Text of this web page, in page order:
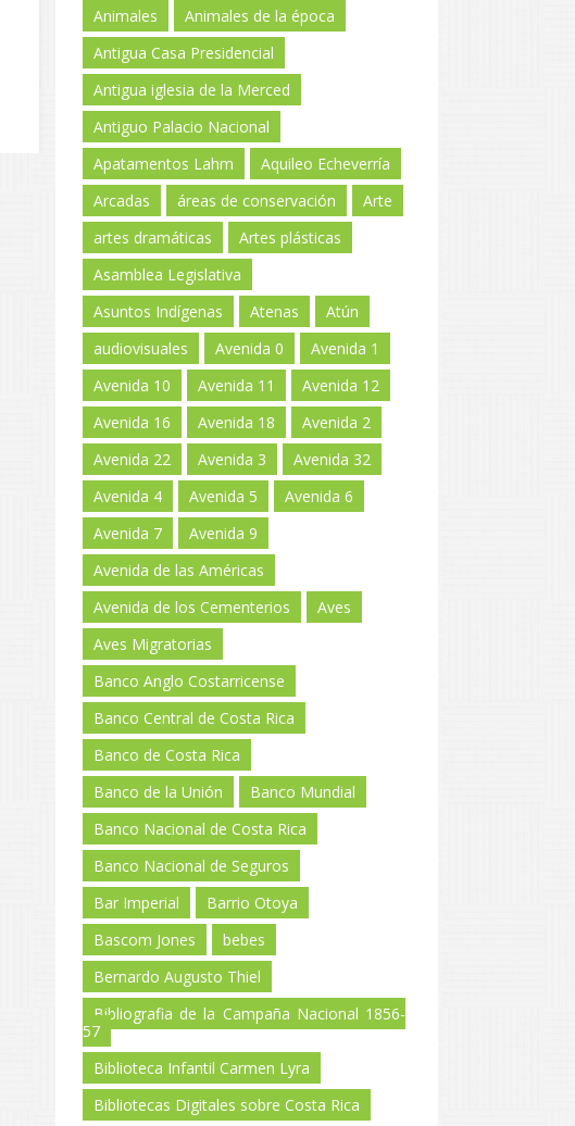
Animales
Animales de la época
Antigua Casa Presidencial
Antigua iglesia de la Merced
Antiguo Palacio Nacional
Apatamentos Lahm
Aquileo Echeverría
Arcadas
áreas de conservación
Arte
artes dramáticas
Artes plásticas
Asamblea Legislativa
Asuntos Indígenas
Atenas
Atún
audiovisuales
Avenida 0
Avenida 1
Avenida 10
Avenida 11
Avenida 12
Avenida 16
Avenida 18
Avenida 2
Avenida 22
Avenida 3
Avenida 32
Avenida 4
Avenida 5
Avenida 6
Avenida 7
Avenida 9
Avenida de las Américas
Avenida de los Cementerios
Aves
Aves Migratorias
Banco Anglo Costarricense
Banco Central de Costa Rica
Banco de Costa Rica
Banco de la Unión
Banco Mundial
Banco Nacional de Costa Rica
Banco Nacional de Seguros
Bar Imperial
Barrio Otoya
Bascom Jones
bebes
Bernardo Augusto Thiel
Bibliografia de la Campaña Nacional 1856-
57
Biblioteca Infantil Carmen Lyra
Bibliotecas Digitales sobre Costa Rica